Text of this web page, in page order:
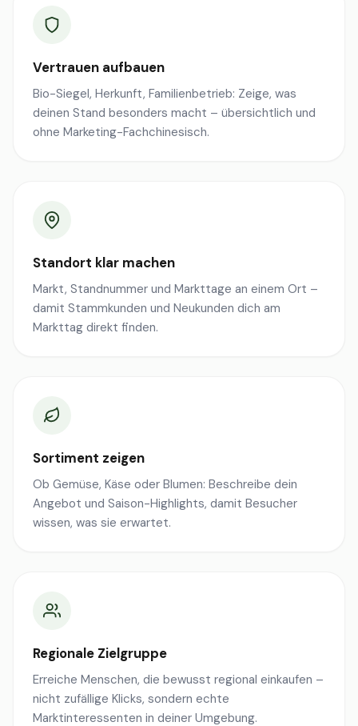
Vertrauen aufbauen
Bio-Siegel, Herkunft, Familienbetrieb: Zeige, was
deinen Stand besonders macht – übersichtlich und
ohne Marketing-Fachchinesisch.
Standort klar machen
Markt, Standnummer und Markttage an einem Ort –
damit Stammkunden und Neukunden dich am
Markttag direkt finden.
Sortiment zeigen
Ob Gemüse, Käse oder Blumen: Beschreibe dein
Angebot und Saison-Highlights, damit Besucher
wissen, was sie erwartet.
Regionale Zielgruppe
Erreiche Menschen, die bewusst regional einkaufen –
nicht zufällige Klicks, sondern echte
Marktinteressenten in deiner Umgebung.